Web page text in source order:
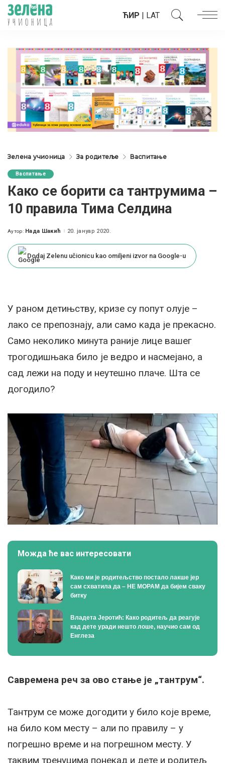
ЋИР | LAT
Зелена учионица За родитеље Васпитање
Васпитање
Како се борити са тантрумима –
10 правила Тима Селдина
Posted
Аутор: Нада Шакић 20. јануар 2020.
Dodaj Zelenu učionicu kao omiljeni izvor na Google-u
У раном детињству, кризе су попут олује –
лако се препознају, али само када је прекасно.
Само неколико минута раније лице вашег
трогодишњака било је ведро и насмејано, а
сад лежи на поду и неутешно плаче. Шта се
догодило?
Можда ће вас интересовати
Како ми је родитељство постало лакше јер
сам схватила да – НЕ МОРАМ да бијем сваку
битку
Владета Јеротић: Како родитељ да реагује
кад дете уради нешто лоше, научио сам од
Енглеза
Савремена реч за ово стање је „тантрум“.
Тантрум се може догодити у било које време,
на било ком месту – али по правилу – у
погрешно време и на погрешном месту. У
таквим тренуцима понекад и дете и родитељ